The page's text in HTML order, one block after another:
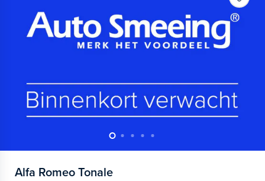
Alfa Romeo Tonale